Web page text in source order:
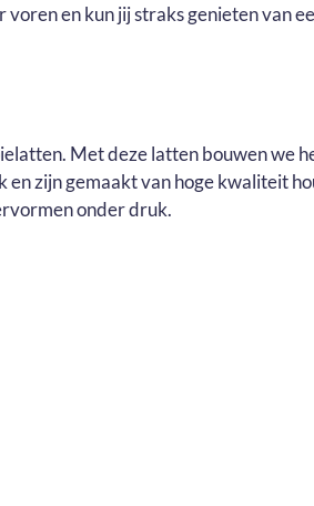
en kun jij straks genieten van
Met deze latten bouwen we
zijn gemaakt van hoge kwaliteit
onder druk.